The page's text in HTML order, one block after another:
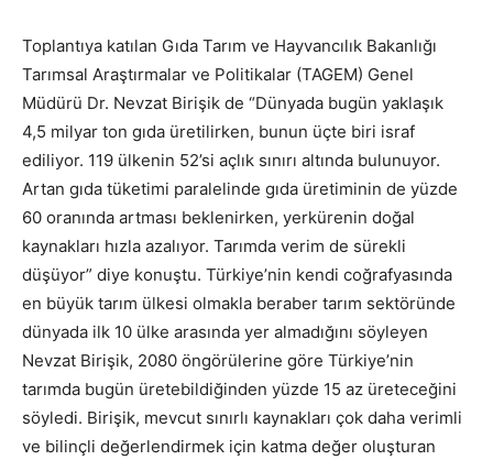
Toplantıya katılan Gıda Tarım ve Hayvancılık Bakanlığı
Tarımsal Araştırmalar ve Politikalar (TAGEM) Genel
Müdürü Dr. Nevzat Birişik de “Dünyada bugün yaklaşık
4,5 milyar ton gıda üretilirken, bunun üçte biri israf
ediliyor. 119 ülkenin 52’si açlık sınırı altında bulunuyor.
Artan gıda tüketimi paralelinde gıda üretiminin de yüzde
60 oranında artması beklenirken, yerkürenin doğal
kaynakları hızla azalıyor. Tarımda verim de sürekli
düşüyor” diye konuştu. Türkiye’nin kendi coğrafyasında
en büyük tarım ülkesi olmakla beraber tarım sektöründe
dünyada ilk 10 ülke arasında yer almadığını söyleyen
Nevzat Birişik, 2080 öngörülerine göre Türkiye’nin
tarımda bugün üretebildiğinden yüzde 15 az üreteceğini
söyledi. Birişik, mevcut sınırlı kaynakları çok daha verimli
ve bilinçli değerlendirmek için katma değer oluşturan